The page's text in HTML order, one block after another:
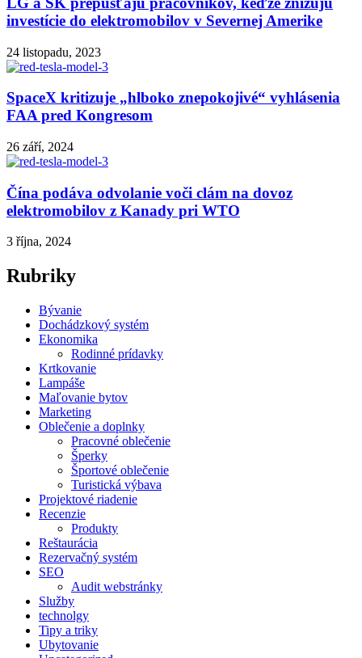
investície do elektromobilov v Severnej Amerike
24 listopadu, 2023
SpaceX kritizuje „hlboko znepokojivé“ vyhlásenia
FAA pred Kongresom
26 září, 2024
Čína podáva odvolanie voči clám na dovoz
elektromobilov z Kanady pri WTO
3 října, 2024
Rubriky
Bývanie
Dochádzkový systém
Ekonomika
Rodinné prídavky
Krtkovanie
Lampáše
Maľovanie bytov
Marketing
Oblečenie a doplnky
Pracovné oblečenie
Šperky
Športové oblečenie
Turistická výbava
Projektové riadenie
Recenzie
Produkty
Reštaurácia
Rezervačný systém
SEO
Audit webstránky
Služby
technolgy
Tipy a triky
Ubytovanie